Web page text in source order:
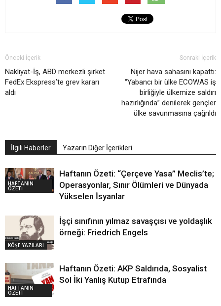
Önceki İçerik
Nakliyat-İş, ABD merkezli şirket
FedEx Ekspress’te grev kararı
aldı
Sonraki İçerik
Nijer hava sahasını kapattı:
“Yabancı bir ülke ECOWAS iş
birliğiyle ülkemize saldırı
hazırlığında” denilerek gençler
ülke savunmasına çağrıldı
İlgili Haberler Yazarın Diğer İçerikleri
HAFTANIN
ÖZETİ
Haftanın Özeti: “Çerçeve Yasa” Meclis’te;
Operasyonlar, Sınır Ölümleri ve Dünyada
Yükselen İsyanlar
KÖŞE YAZILARI
İşçi sınıfının yılmaz savaşçısı ve yoldaşlık
örneği: Friedrich Engels
HAFTANIN
ÖZETİ
Haftanın Özeti: AKP Saldırıda, Sosyalist
Sol İki Yanlış Kutup Etrafında